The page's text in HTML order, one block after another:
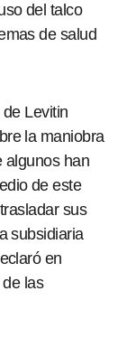
del talco
de salud
Levitin
la maniobra
algunos han
de este
sus
subsidiaria
en
las